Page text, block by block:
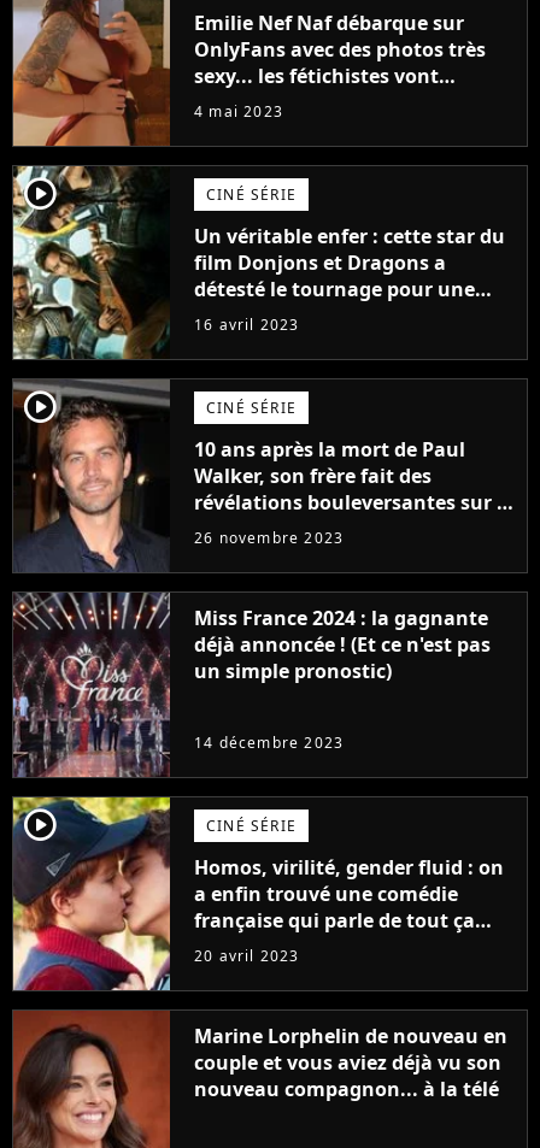
Emilie Nef Naf débarque sur
OnlyFans avec des photos très
sexy... les fétichistes vont
prendre leur pied !
4 mai 2023
player2 CINÉ SÉRIE
Un véritable enfer : cette star du
film Donjons et Dragons a
détesté le tournage pour une
raison très spéciale
16 avril 2023
player2 CINÉ SÉRIE
10 ans après la mort de Paul
Walker, son frère fait des
révélations bouleversantes sur la
réaction des acteurs de Fast and
26 novembre 2023
Miss France 2024 : la gagnante
déjà annoncée ! (Et ce n'est pas
un simple pronostic)
14 décembre 2023
player2 CINÉ SÉRIE
Homos, virilité, gender fluid : on
a enfin trouvé une comédie
française qui parle de tout ça
sans être super ringarde
20 avril 2023
Marine Lorphelin de nouveau en
couple et vous aviez déjà vu son
nouveau compagnon... à la télé